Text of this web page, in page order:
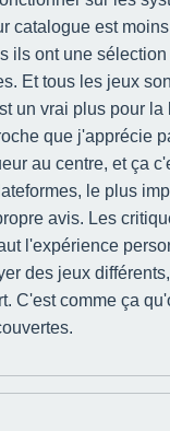
catalogue est
ils ont une
Et tous les jeux
un vrai plus pour la
que j'apprécie
au centre, et ça
le plus
avis. Les
l'expérience
des jeux
C'est comme ça